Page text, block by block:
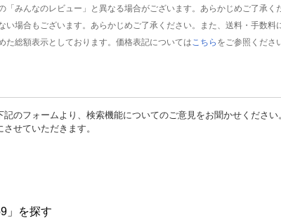
みんなのレビュー」と異なる場合がございます。あらかじめご了承く
場合もございます。あらかじめご了承ください。また、送料・手数料
総額表示としております。価格表記については こちら をご参照くださ
のフォームより、検索機能についてのご意見をお聞かせください
せていただきます。
」を探す